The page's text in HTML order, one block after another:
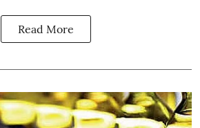
Read More